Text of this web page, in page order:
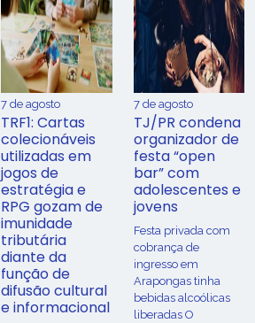
7 de agosto
TRF1: Cartas
colecionáveis
utilizadas em
jogos de
estratégia e
RPG gozam de
imunidade
tributária
diante da
função de
difusão cultural
e informacional
7 de agosto
TJ/PR condena
organizador de
festa “open
bar” com
adolescentes e
jovens
Festa privada com
cobrança de
ingresso em
Arapongas tinha
bebidas alcoólicas
liberadas O